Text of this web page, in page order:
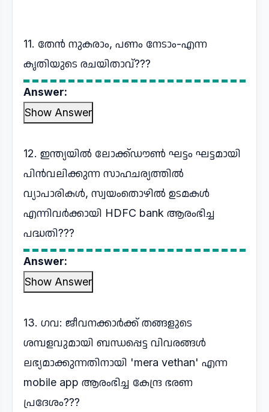
11. തേൻ നുകരാം, പണം നേടാം-എന്ന
കൃതിയുടെ രചയിതാവ്???
Answer:
Show Answer
12. ഇന്ത്യയിൽ ലോക്ക്ഡൗൺ ഘട്ടം ഘട്ടമായി
പിൻവലിക്കുന്ന സാഹചര്യത്തിൽ
വ്യാപാരികൾ, സ്വയംതൊഴിൽ ഉടമകൾ
എന്നിവർക്കായി HDFC bank ആരംഭിച്ച
പദ്ധതി???
Answer:
Show Answer
13. ഗവ: ജീവനക്കാർക്ക് തങ്ങളുടെ
ശമ്പളവുമായി ബന്ധപ്പെട്ട വിവരങ്ങൾ
ലഭ്യമാക്കുന്നതിനായി 'mera vethan' എന്ന
mobile app ആരംഭിച്ച കേന്ദ്ര ഭരണ
പ്രദേശം???